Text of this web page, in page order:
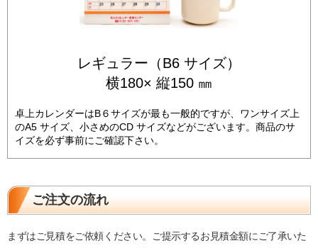
レギュラー（B6 サイズ）
横180× 縦150 ㎜
卓上カレンダーはB６サイズが最も一般的ですが、ワンサイズ上
のA5 サイズ、小さめのCD サイズなどがございます。商品のサ
イズを必ず事前にご確認下さい。
ご注文の流れ
まずはご見積をご依頼ください。ご提示するお見積金額にご了承いた